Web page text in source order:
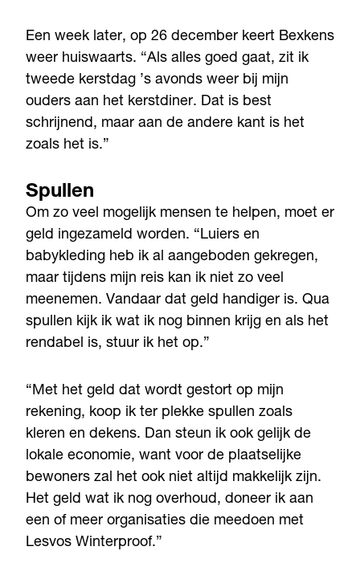
Een week later, op 26 december keert Bexkens
weer huiswaarts. “Als alles goed gaat, zit ik
tweede kerstdag ’s avonds weer bij mijn
ouders aan het kerstdiner. Dat is best
schrijnend, maar aan de andere kant is het
zoals het is.”
Spullen
Om zo veel mogelijk mensen te helpen, moet er
geld ingezameld worden. “Luiers en
babykleding heb ik al aangeboden gekregen,
maar tijdens mijn reis kan ik niet zo veel
meenemen. Vandaar dat geld handiger is. Qua
spullen kijk ik wat ik nog binnen krijg en als het
rendabel is, stuur ik het op.”
“Met het geld dat wordt gestort op mijn
rekening, koop ik ter plekke spullen zoals
kleren en dekens. Dan steun ik ook gelijk de
lokale economie, want voor de plaatselijke
bewoners zal het ook niet altijd makkelijk zijn.
Het geld wat ik nog overhoud, doneer ik aan
een of meer organisaties die meedoen met
Lesvos Winterproof.”